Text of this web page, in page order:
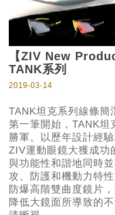
【ZIV New
TANK系列
2019-03-14
TANK坦克系列線條簡
第一筆開始，TANK坦
勝軍。以歷年設計經
ZIV運動眼鏡大獲成功
與功能性和諧地同時
攻、防護和機動力特
防爆高階雙曲度鏡片
降低大鏡面所導致的